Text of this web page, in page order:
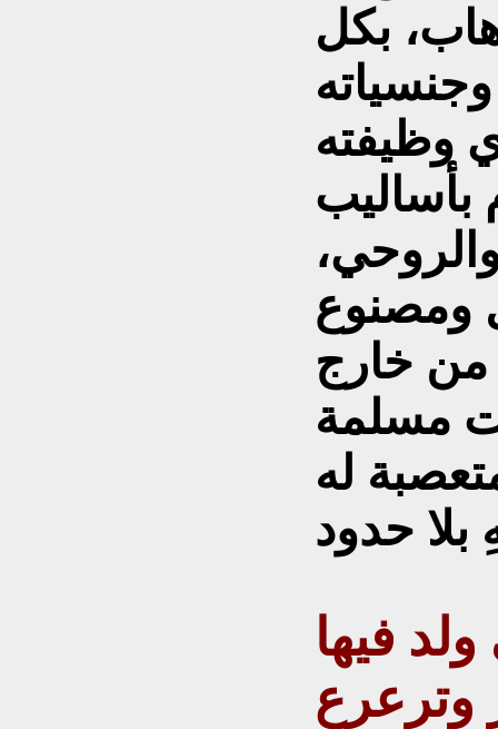
بكل
وجنسياته
وظيفته
بأساليب
ومصنوع
من خارج
مسلمة
له
فيها
وترعرع